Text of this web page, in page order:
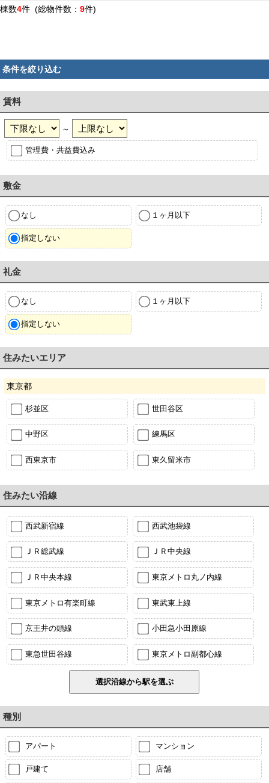
棟数4件 (総物件数： 9件)
条件を絞り込む
賃料
～
管理費・共益費込み
敷金
なし １ヶ月以下
指定しない
礼金
なし １ヶ月以下
指定しない
住みたいエリア
東京都
杉並区 世田谷区
中野区 練馬区
西東京市 東久留米市
住みたい沿線
西武新宿線 西武池袋線
ＪＲ総武線 ＪＲ中央線
ＪＲ中央本線 東京メトロ丸ノ内線
東京メトロ有楽町線 東武東上線
京王井の頭線 小田急小田原線
東急世田谷線 東京メトロ副都心線
種別
アパート マンション
戸建て 店舗